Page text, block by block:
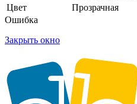
Цвет
Прозрачная
Ошибка
Закрыть окно